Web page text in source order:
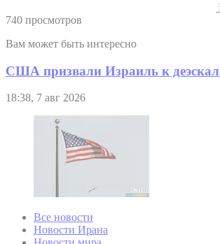
740 просмотров
Вам может быть интересно
США призвали Израиль к
18:38, 7 авг 2026
Все новости
Новости Ирана